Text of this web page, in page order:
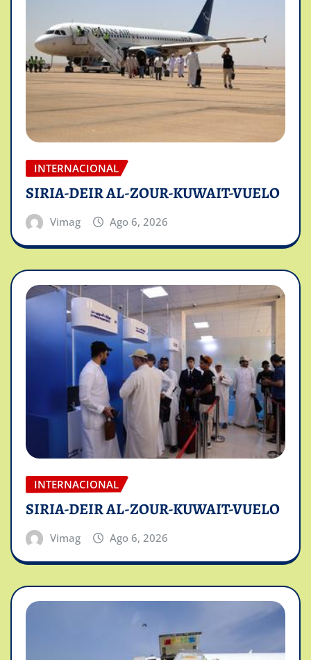
INTERNACIONAL
SIRIA-DEIR AL-ZOUR-KUWAIT-VUELO
Vimag Ago 6, 2026
INTERNACIONAL
SIRIA-DEIR AL-ZOUR-KUWAIT-VUELO
Vimag Ago 6, 2026